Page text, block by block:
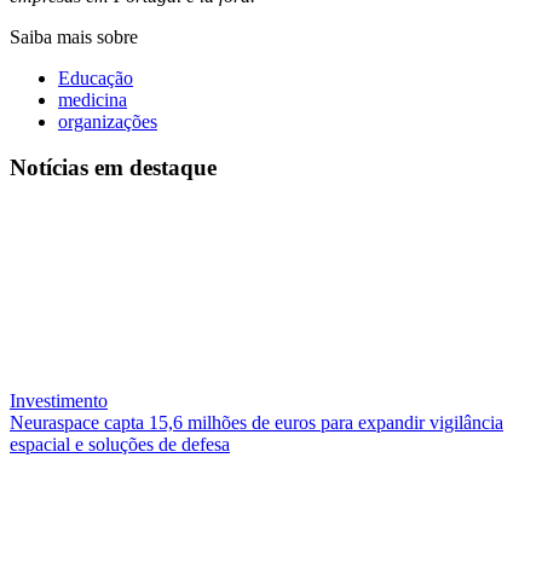
Saiba mais sobre
Educação
medicina
organizações
Notícias em destaque
Investimento
Neuraspace capta 15,6 milhões de euros para expandir vigilância
espacial e soluções de defesa